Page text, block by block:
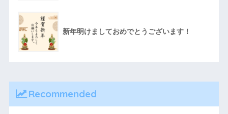
新年明けましておめでとうございます！
Recommended